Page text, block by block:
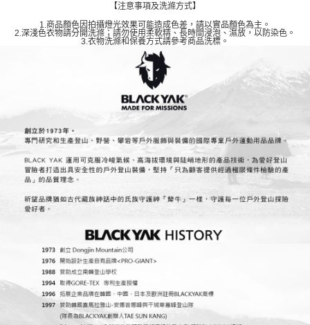
【注意事項及洗滌方式】
1.商品顏色因拍攝燈光效果可能造成色差，請以實品顏色為主。
2.深淺色衣物請分開洗滌；請勿使用柔軟精、長時間浸泡、濕放，以防染色。
3.衣物洗滌和保養方式請參考商品洗標。